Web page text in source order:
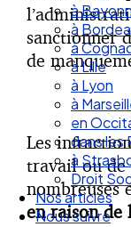
à
à
à
à Lille
à Lyon
à
en
dans les
à
Droit
Nos articles
Nous suivre
sanctionner
de
Les
travail ou de
nombreuses
en raison de